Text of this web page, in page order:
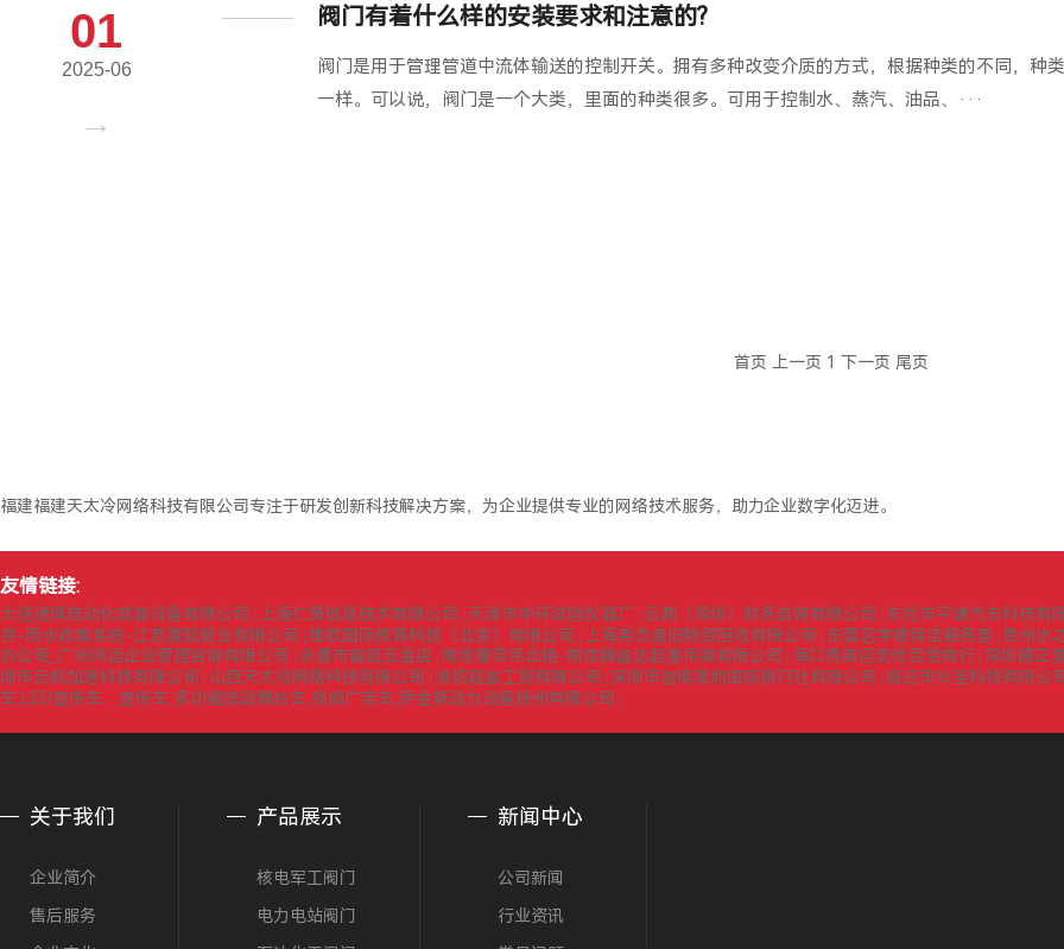
01
2025-06
阀门有着什么样的安装要求和注意的?
阀门是用于管理管道中流体输送的控制开关。拥有多种改变介质的方式，根据种类的不同，种
一样。可以说，阀门是一个大类，里面的种类很多。可用于控制水、蒸汽、油品、···
首页 上一页 1 下一页 尾页
福建福建天太冷网络科技有限公司专注于研发创新科技解决方案，为企业提供专业的网络技术服务，助力企业数字化迈进。
友情链接:
大连通博自动化成套设备有限公司 | 上海仁策信息技术有限公司 | 天津市中环试验仪器厂 | 云鼎（深圳）财务咨询有限公司 | 东莞市平谦汽车科技有
井-雨水收集系统-江苏康凯管业有限公司 | 维欧国际教育科技（北京）有限公司 | 上海英杰废旧物资回收有限公司 | 东营区学德保洁服务部 | 贵州水
办公司_广州鸿运企业管理咨询有限公司 | 永康市富挺五金店 | 南京履带吊出租-南京腾鑫达起重吊装有限公司 | 海口秀英区宏优百货商行 | 深圳德正
圳市云帆加速科技有限公司 | 山西天太冷网络科技有限公司 | 潍坊超鑫工贸有限公司 | 深圳市迦南美地国际旅行社有限公司 | 宿迁市兴宝科技有限公
车,LED宣传车，宣传车,多功能流动舞台车,视频广告车,萨金斯动力设备扬州有限公司 |
关于我们
企业简介
售后服务
产品展示
核电军工阀门
电力电站阀门
新闻中心
公司新闻
行业资讯